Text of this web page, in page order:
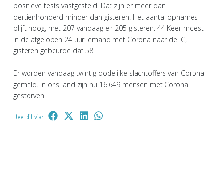
positieve tests vastgesteld. Dat zijn er meer dan
dertienhonderd minder dan gisteren. Het aantal opnames
blijft hoog, met 207 vandaag en 205 gisteren. 44 Keer moest
in de afgelopen 24 uur iemand met Corona naar de IC,
gisteren gebeurde dat 58.
Er worden vandaag twintig dodelijke slachtoffers van Corona
gemeld. In ons land zijn nu 16.649 mensen met Corona
gestorven.
Deel dit via: